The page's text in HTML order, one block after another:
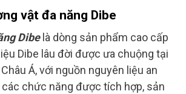
vật đa năng Dibe
Dibelà dòng sản phẩm cao cấp
Dibe lâu đời được ưa chuộng tại
Á, với nguồn nguyên liệu an
các chức năng được tích hợp, sản